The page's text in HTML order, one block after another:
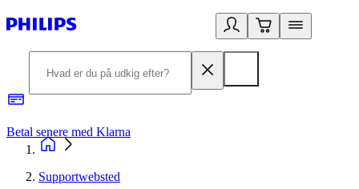
Betal senere med Klarna
Supportwebsted